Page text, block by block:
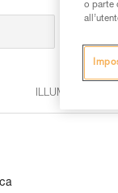
ILLUMINAZIONE
o parte